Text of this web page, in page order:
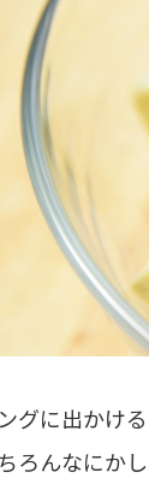
グに出かけ
ろんなにか